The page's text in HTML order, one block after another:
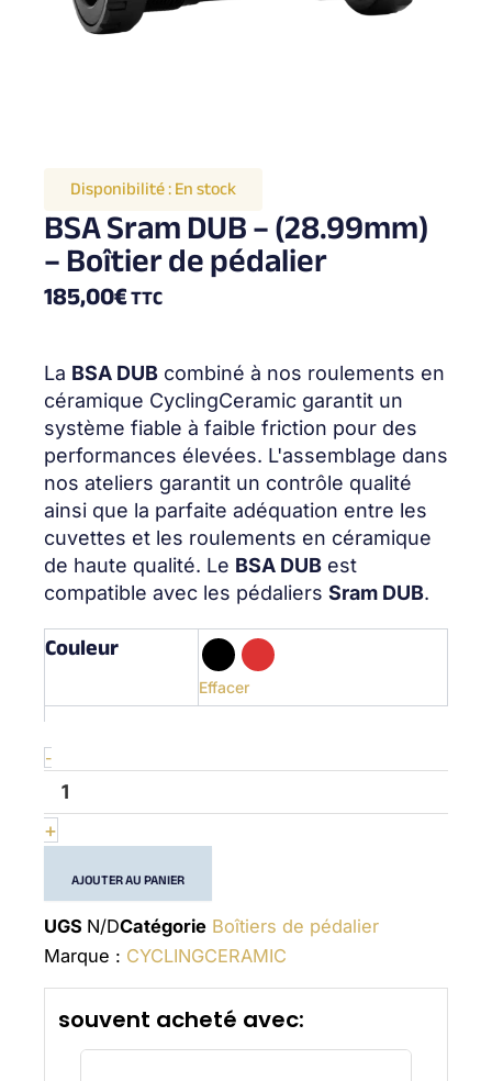
Disponibilité :En stock
BSA Sram DUB – (28.99mm)
– Boîtier de pédalier
185,00€TTC
La BSA DUB combiné à nos roulements en
céramique CyclingCeramic garantit un
système fiable à faible friction pour des
performances élevées. L'assemblage dans
nos ateliers garantit un contrôle qualité
ainsi que la parfaite adéquation entre les
cuvettes et les roulements en céramique
de haute qualité. Le BSA DUB est
compatible avec les pédaliers Sram DUB.
Couleur
Effacer
-
quantité
de
Sram
-
(28.99mm)
Bottom
Bracket
+
AJOUTER AU PANIER
UGS N/DCatégorie Boîtiers de pédalier
Marque : CYCLINGCERAMIC
souvent acheté avec: